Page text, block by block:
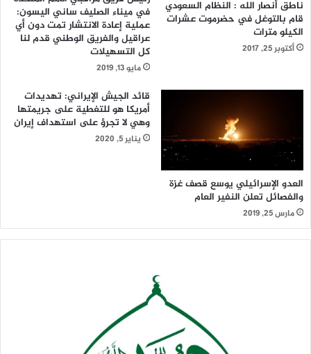
ناطق أنصار الله : النظام السعودي
قام بالتوغل في حضرموت عشرات
الكيلو مترات
أكتوبر 25, 2017
في ميناء الصليف ساني اليسون:
عملية إعادة الانتشار تمت دون أي
عراقيل والفريق الوطني قدم لنا
كل التسهيلات
مايو 13, 2019
العدو الإسرائيلي يوسع قصف غزة
والفصائل تعلن النفير العام
مارس 25, 2019
قائد الجيش الإيراني: تهديدات
أمريكا هو للتغطية على جريمتها
وهي لا تجرؤ على استهداف إيران
يناير 5, 2020